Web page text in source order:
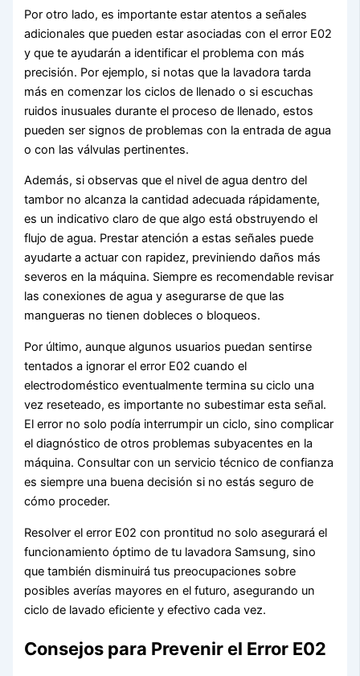
Por otro lado, es importante estar atentos a señales
adicionales que pueden estar asociadas con el error E02
y que te ayudarán a identificar el problema con más
precisión. Por ejemplo, si notas que la lavadora tarda
más en comenzar los ciclos de llenado o si escuchas
ruidos inusuales durante el proceso de llenado, estos
pueden ser signos de problemas con la entrada de agua
o con las válvulas pertinentes.
Además, si observas que el nivel de agua dentro del
tambor no alcanza la cantidad adecuada rápidamente,
es un indicativo claro de que algo está obstruyendo el
flujo de agua. Prestar atención a estas señales puede
ayudarte a actuar con rapidez, previniendo daños más
severos en la máquina. Siempre es recomendable revisar
las conexiones de agua y asegurarse de que las
mangueras no tienen dobleces o bloqueos.
Por último, aunque algunos usuarios puedan sentirse
tentados a ignorar el error E02 cuando el
electrodoméstico eventualmente termina su ciclo una
vez reseteado, es importante no subestimar esta señal.
El error no solo podía interrumpir un ciclo, sino complicar
el diagnóstico de otros problemas subyacentes en la
máquina. Consultar con un servicio técnico de confianza
es siempre una buena decisión si no estás seguro de
cómo proceder.
Resolver el error E02 con prontitud no solo asegurará el
funcionamiento óptimo de tu lavadora Samsung, sino
que también disminuirá tus preocupaciones sobre
posibles averías mayores en el futuro, asegurando un
ciclo de lavado eficiente y efectivo cada vez.
Consejos para Prevenir el Error E02